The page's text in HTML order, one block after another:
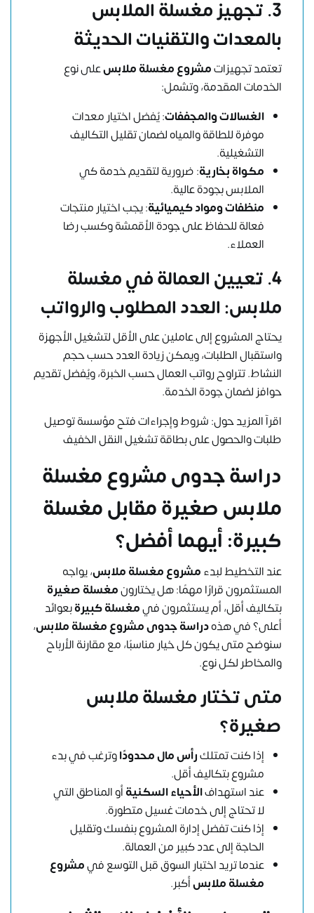
3. تجهيز مغسلة الملابس
بالمعدات والتقنيات الحديثة
تعتمد تجهيزاتمشروع مغسلة ملابسعلى نوع
الخدمات المقدمة، وتشمل:
الغسالات والمجففات: يُفضل اختيار معدات
موفرة للطاقة والمياه لضمان تقليل التكاليف
التشغيلية.
مكواة بخارية: ضرورية لتقديم خدمة كي
الملابس بجودة عالية.
منظفات ومواد كيميائية: يجب اختيار منتجات
فعالة للحفاظ على جودة الأقمشة وكسب رضا
العملاء.
4. تعيين العمالة في مغسلة
ملابس: العدد المطلوب والرواتب
يحتاج المشروع إلى عاملين على الأقل لتشغيل الأجهزة
واستقبال الطلبات، ويمكن زيادة العدد حسب حجم
النشاط. تتراوح رواتب العمال حسب الخبرة، ويُفضل تقديم
حوافز لضمان جودة الخدمة.
اقرآ المزيد حول:شروط وإجراءات فتح مؤسسة توصيل
طلبات والحصول على بطاقة تشغيل النقل الخفيف
دراسة جدوى مشروع مغسلة
ملابس صغيرة مقابل مغسلة
كبيرة: أيهما أفضل؟
عند التخطيط لبدءمشروع مغسلة ملابس، يواجه
المستثمرون قرارًا مهمًا: هل يختارونمغسلة صغيرة
بتكاليف أقل، أم يستثمرون فيمغسلة كبيرةبعوائد
أعلى؟ في هذهدراسة جدوى مشروع مغسلة ملابس،
سنوضح متى يكون كل خيار مناسبًا، مع مقارنة الأرباح
والمخاطر لكل نوع.
متى تختار مغسلة ملابس
صغيرة؟
إذا كنت تمتلكرأس مال محدودًاوترغب في بدء
مشروع بتكاليف أقل.
عند استهدافالأحياء السكنيةأو المناطق التي
لا تحتاج إلى خدمات غسيل متطورة.
إذا كنت تفضل إدارة المشروع بنفسك وتقليل
الحاجة إلى عدد كبير من العمالة.
عندما تريد اختبار السوق قبل التوسع فيمشروع
مغسلة ملابسأكبر.